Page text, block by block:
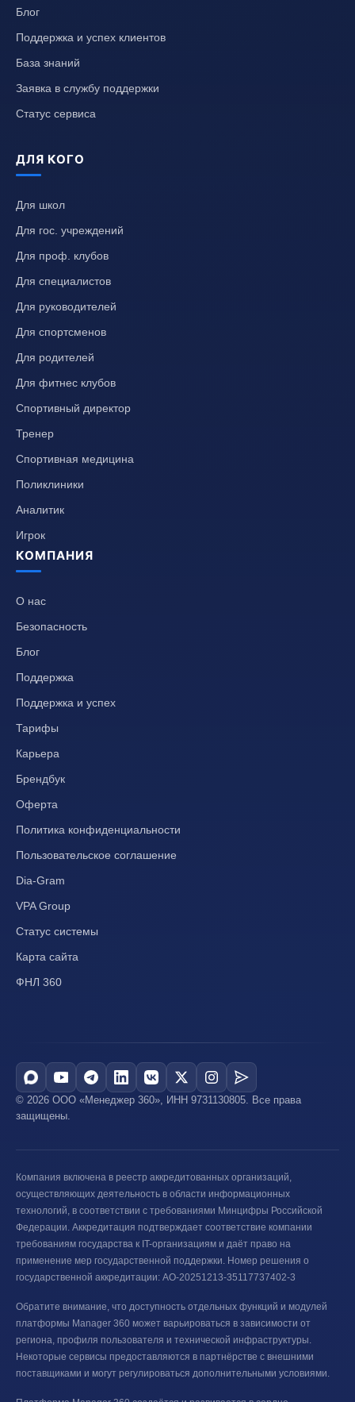
Блог
Поддержка и успех клиентов
База знаний
Заявка в службу поддержки
Статус сервиса
ДЛЯ КОГО
Для школ
Для гос. учреждений
Для проф. клубов
Для специалистов
Для руководителей
Для спортсменов
Для родителей
Для фитнес клубов
Спортивный директор
Тренер
Спортивная медицина
Поликлиники
Аналитик
Игрок
КОМПАНИЯ
О нас
Безопасность
Блог
Поддержка
Поддержка и успех
Тарифы
Карьера
Брендбук
Оферта
Политика конфиденциальности
Пользовательское соглашение
Dia-Gram
VPA Group
Статус системы
Карта сайта
ФНЛ 360
© 2026 ООО «Менеджер 360», ИНН 9731130805. Все права
защищены.
Компания включена в реестр аккредитованных организаций,
осуществляющих деятельность в области информационных
технологий, в соответствии с требованиями Минцифры Российской
Федерации. Аккредитация подтверждает соответствие компании
требованиям государства к IT-организациям и даёт право на
применение мер государственной поддержки. Номер решения о
государственной аккредитации: АО-20251213-35117737402-3
Обратите внимание, что доступность отдельных функций и модулей
платформы Manager 360 может варьироваться в зависимости от
региона, профиля пользователя и технической инфраструктуры.
Некоторые сервисы предоставляются в партнёрстве с внешними
поставщиками и могут регулироваться дополнительными условиями.